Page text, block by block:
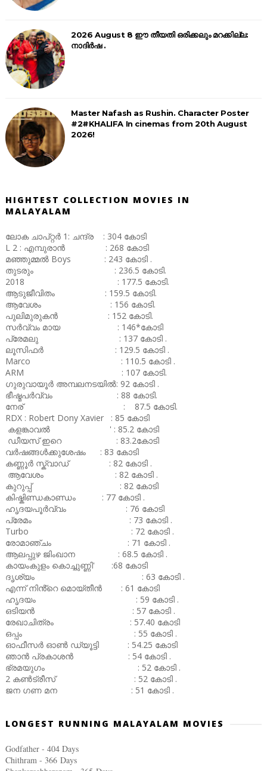
2026 August 8 ഈ തീയതി ഒരിക്കലും മറക്കില്ല:
നാദിർഷ .
Master Nafash as Rushin. Character Poster
#2#KHALIFA In cinemas from 20th August
2026!
HIGHTEST COLLECTION MOVIES IN
MALAYALAM
ലോക ചാപ്റ്റർ 1: ചന്ദ്ര : 304 കോടി
L 2 : എമ്പുരാൻ : 268 കോടി
മഞ്ഞുമ്മൽ Boys : 243 കോടി .
തുടരും : 236.5 കോടി.
2018 : 177.5 കോടി.
ആടുജീവിതം : 159.5 കോടി.
ആവേശം : 156 കോടി.
പുലിമുരുകൻ : 152 കോടി.
സർവ്വം മായ : 146*കോടി
പ്രേമലു : 137 കോടി .
ലൂസിഫർ : 129.5 കോടി .
Marco : 110.5 കോടി .
ARM : 107 കോടി.
ഗുരുവായൂർ അമ്പലനടയിൽ: 92 കോടി .
ഭീഷ്മപർവ്വം : 88 കോടി.
നേര് : 87.5 കോടി.
RDX : Robert Dony Xavier : 85 കോടി
കളങ്കാവൽ ' : 85.2 കോടി
ഡീയസ് ഇറെ : 83.2കോടി
വർഷങ്ങൾക്കുശേഷം : 83 കോടി
കണ്ണൂർ സ്ക്വാഡ് : 82 കോടി .
ആവേശം : 82 കോടി .
കുറുപ്പ് : 82 കോടി
കിഷ്കിണ്ഡകാണ്ഡം : 77 കോടി .
ഹൃദയപൂർവ്വം : 76 കോടി
പ്രേമം : 73 കോടി .
Turbo : 72 കോടി .
രോമാഞ്ചം : 71 കോടി .
ആലപ്പുഴ ജിംഖാന : 68.5 കോടി .
കായംകുളം കൊച്ചുണ്ണി' :68 കോടി
ദൃശ്യം : 63 കോടി .
എന്ന് നിൻ്റെ മൊയ്തീൻ : 61 കോടി
ഹൃദയം : 59 കോടി .
ഒടിയൻ : 57 കോടി .
രേഖാചിത്രം : 57.40 കോടി
ഒപ്പം : 55 കോടി .
ഓഫീസർ ഓൺ ഡ്യൂട്ടി : 54.25 കോടി
ഞാൻ പ്രകാശൻ : 54 കോടി .
ഭ്രമയുഗം : 52 കോടി .
2 കൺട്രീസ് : 52 കോടി .
ജന ഗണ മന : 51 കോടി .
LONGEST RUNNING MALAYALAM MOVIES
Godfather - 404 Days
Chithram - 366 Days